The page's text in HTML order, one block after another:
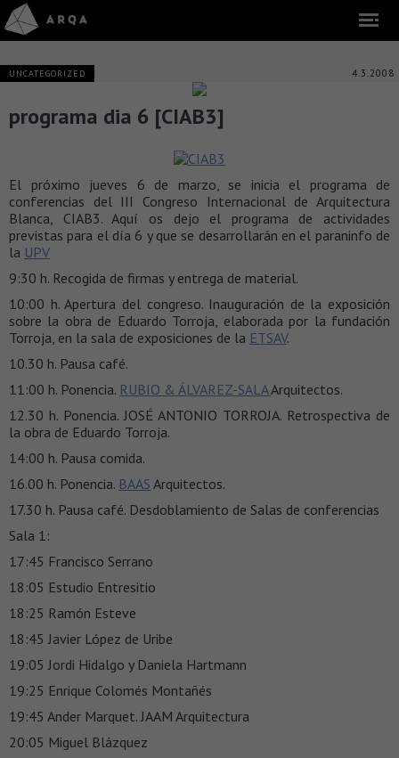
UNCATEGORIZED 4.3.2008
programa dia 6 [CIAB3]
El próximo jueves 6 de marzo, se inicia el programa de
conferencias del III Congreso Internacional de Arquitectura
Blanca, CIAB3. Aquí os dejo el programa de actividades
previstas para el día 6 y que se desarrollarán en el paraninfo de
la UPV
9:30 h. Recogida de firmas y entrega de material.
10:00 h. Apertura del congreso. Inauguración de la exposición
sobre la obra de Eduardo Torroja, elaborada por la fundación
Torroja, en la sala de exposiciones de la ETSAV.
10.30 h. Pausa café.
11:00 h. Ponencia. RUBIO & ÁLVAREZ-SALAArquitectos.
12.30 h. Ponencia. JOSÉ ANTONIO TORROJA. Retrospectiva de
la obra de Eduardo Torroja.
14:00 h. Pausa comida.
16.00 h. Ponencia. BAAS Arquitectos.
17.30 h. Pausa café. Desdoblamiento de Salas de conferencias
Sala 1:
17:45 Francisco Serrano
18:05 Estudio Entresitio
18:25 Ramón Esteve
18:45 Javier López de Uribe
19:05 Jordi Hidalgo y Daniela Hartmann
19:25 Enrique Colomés Montañés
19:45 Ander Marquet. JAAM Arquitectura
20:05 Miguel Blázquez